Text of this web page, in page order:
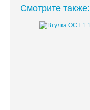
Смотрите также: